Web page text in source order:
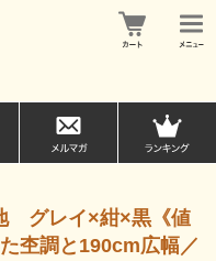
グレイ×紺×黒《値
杢調と190cm広幅／